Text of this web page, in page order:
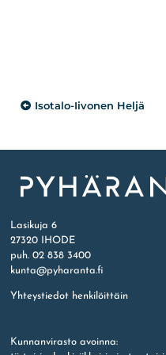
Artikkelien
Isotalo-Iivonen Heljä
Lasikuja 6
27320 IHODE
puh. 02 838 3400
kunta@pyharanta.fi
Yhteystiedot henkilöittäin
Kunnanvirasto avoinna: